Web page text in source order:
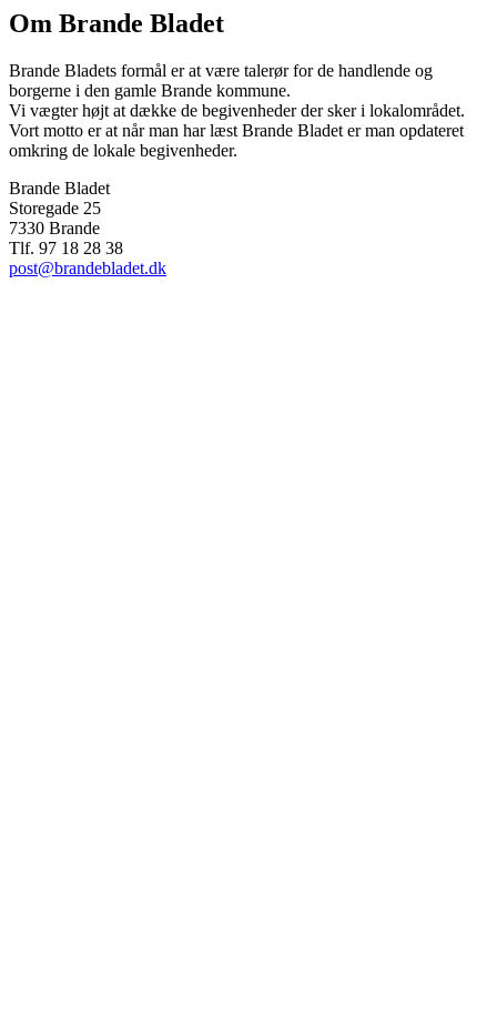
Om Brande Bladet
Brande Bladets formål er at være talerør for de handlende og
borgerne i den gamle Brande kommune.
Vi vægter højt at dække de begivenheder der sker i lokalområdet.
Vort motto er at når man har læst Brande Bladet er man opdateret
omkring de lokale begivenheder.
Brande Bladet
Storegade 25
7330 Brande
Tlf. 97 18 28 38
post@brandebladet.dk